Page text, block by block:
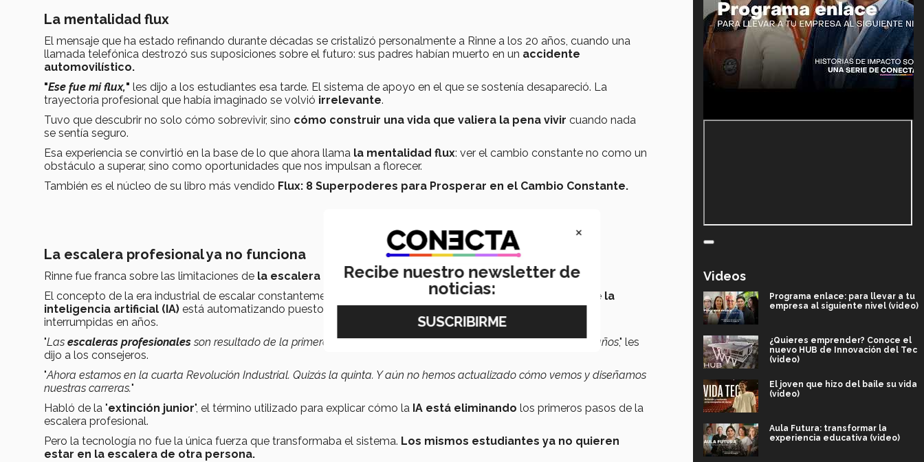
La mentalidad flux
El mensaje que ha estado refinando durante décadas se cristalizó personalmente a Rinne a los 20 años, cuando una
llamada telefónica destrozó sus suposiciones sobre el futuro: sus padres habían muerto en un accidente
automovilístico.
"Ese fue mi flux," les dijo a los estudiantes esa tarde. El sistema de apoyo en el que se sostenía desapareció. La
trayectoria profesional que había imaginado se volvió irrelevante.
Tuvo que descubrir no solo cómo sobrevivir, sino cómo construir una vida que valiera la pena vivir cuando nada
se sentía seguro.
Esa experiencia se convirtió en la base de lo que ahora llama la mentalidad flux: ver el cambio constante no como un
obstáculo a superar, sino como oportunidades que nos impulsan a florecer.
También es el núcleo de su libro más vendido Flux: 8 Superpoderes para Prosperar en el Cambio Constante.
La escalera profesional ya no funciona
Rinne fue franca sobre las limitaciones de la escalera profesional.
El concepto de la era industrial de escalar constantemente hacia arriba no se alinea bien con un mundo donde la
inteligencia artificial (IA) está automatizando puestos de nivel inicial y las industrias enteras pueden ser
interrumpidas en años.
"Las escaleras profesionalesson resultado de la primera Revolución Industrial, que comenzó hace más de 250 años," les
dijo a los consejeros.
"Ahora estamos en la cuarta Revolución Industrial. Quizás la quinta. Y aún no hemos actualizado cómo vemos y diseñamos
nuestras carreras."
Habló de la "extinción junior", el término utilizado para explicar cómo la IA está eliminando los primeros pasos de la
escalera profesional.
Pero la tecnología no fue la única fuerza que transformaba el sistema. Los mismos estudiantes ya no quieren
estar en la escalera de otra persona.
Videos
Programa enlace: para llevar a tu
empresa al siguiente nivel (video)
¿Quieres emprender? Conoce el
nuevo HUB de Innovación del Tec
(video)
El joven que hizo del baile su vida
(video)
Aula Futura: transformar la
experiencia educativa (video)
×
Recibe nuestro newsletter de
noticias: